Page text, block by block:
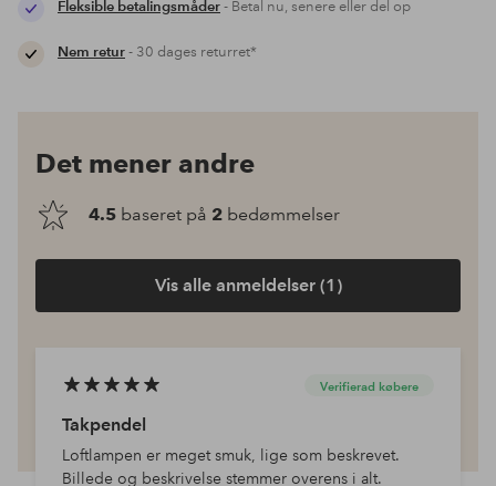
Fleksible betalingsmåder- Betal nu, senere eller del op
Nem retur- 30 dages returret*
Det mener andre
4.5 baseret på 2 bedømmelser
Vis alle anmeldelser (1)
Verifierad købere
Takpendel
Loftlampen er meget smuk, lige som beskrevet.
Billede og beskrivelse stemmer overens i alt.